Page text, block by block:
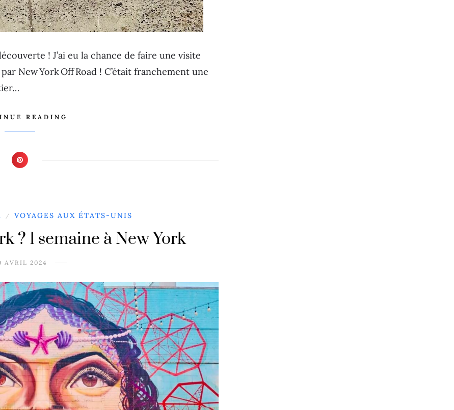
! J’ai eu la chance de faire une visite
New York Off Road ! C’était franchement une
READING
/ VOYAGES AUX ÉTATS-UNIS
? 1 semaine à New York
AVRIL 2024